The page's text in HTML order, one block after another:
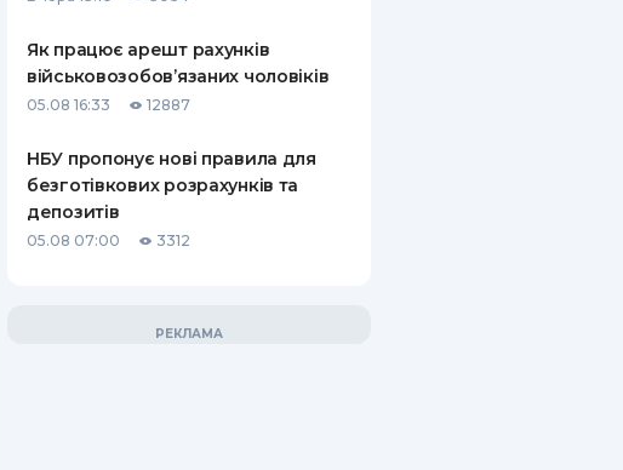
Як працює арешт рахунків
військовозобов’язаних чоловіків
05.08 16:33 12887
НБУ пропонує нові правила для
безготівкових розрахунків та
депозитів
05.08 07:00 3312